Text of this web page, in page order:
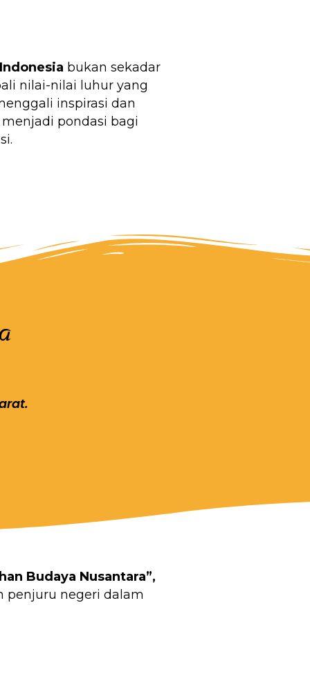
bukan sekadar
nilai-nilai luhur yang
inspirasi dan
pondasi bagi
Budaya Nusantara”,
penjuru negeri dalam